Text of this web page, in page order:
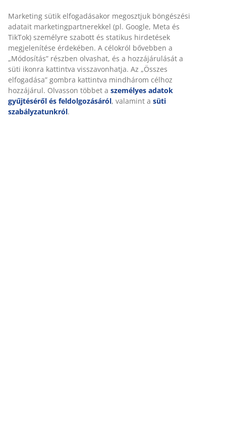
A kerek kerti asztalok előnyei
Ideális intim beszélgetésekhez és kisebb terekhez: Egy
kerek kerti asztal megfelelő választás lehet számodra.
Marketing sütik elfogadásakor megosztjuk böngészési
adatait marketingpartnerekkel (pl. Google, Meta és
TikTok) személyre szabott és statikus hirdetések
megjelenítése érdekében. A célokról bővebben a
„Módosítás” részben olvashat, és a hozzájárulását a
süti ikonra kattintva visszavonhatja. Az „Összes
elfogadása” gombra kattintva mindhárom célhoz
hozzájárul. Olvasson többet a személyes adatok
gyűjtéséről és feldolgozásáról, valamint a süti
szabályzatunkról.